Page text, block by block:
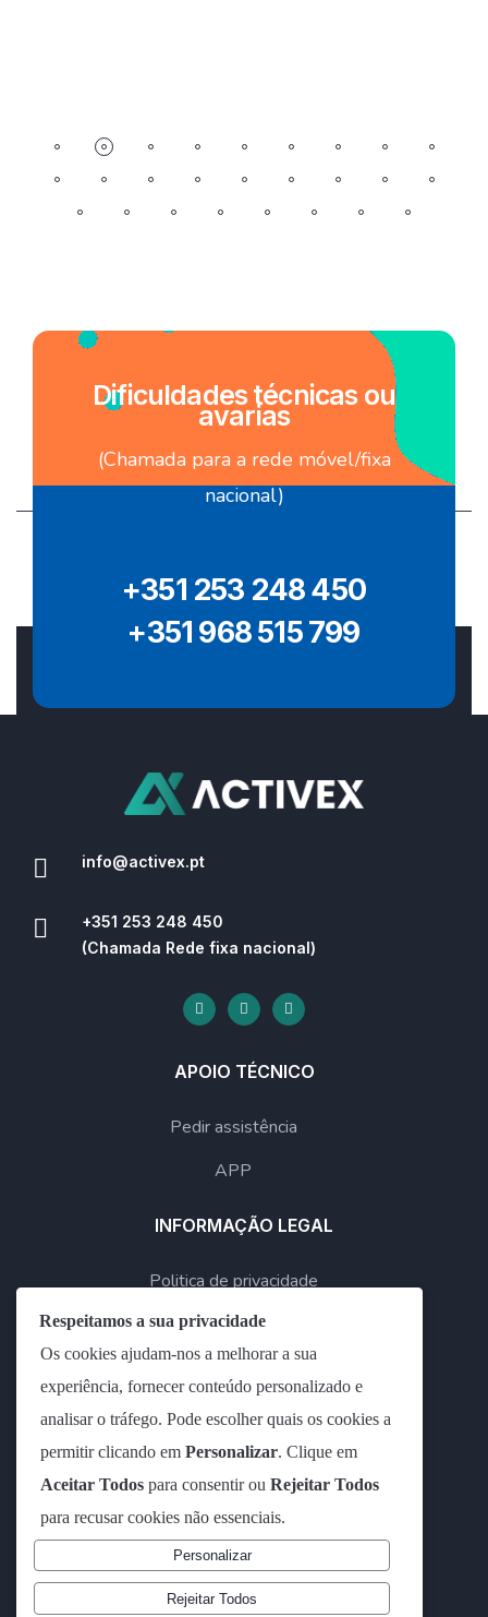
Dificuldades técnicas ou
avarias
(Chamada para a rede móvel/fixa
nacional)
+351 253 248 450
+351 968 515 799
info@activex.pt
+351 253 248 450
(Chamada Rede fixa nacional)
APOIO TÉCNICO
Pedir assistência
APP
INFORMAÇÃO LEGAL
Politica de privacidade
Resolução de Conflitos
Respeitamos a sua privacidade
Os cookies ajudam-nos a melhorar a sua
experiência, fornecer conteúdo personalizado e
analisar o tráfego. Pode escolher quais os cookies a
permitir clicando em Personalizar. Clique em
Aceitar Todos para consentir ou Rejeitar Todos
para recusar cookies não essenciais.
Personalizar
Rejeitar Todos